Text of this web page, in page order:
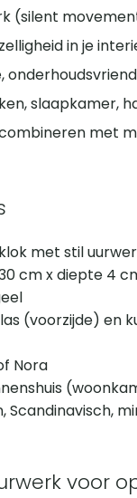
(silent
in je
slaapkamer,
met
met stil
cm x diepte 4
(voorzijde) en
Nora
Scandinavisch,
voor